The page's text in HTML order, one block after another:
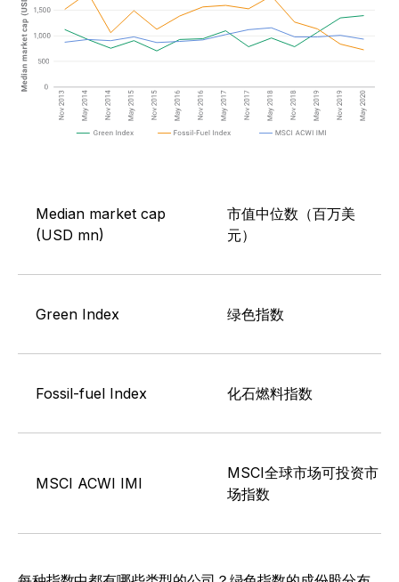
Median market cap
(USD mn)
市值中位数（百万美
元）
Green Index 绿色指数
Fossil-fuel Index 化石燃料指数
MSCI ACWI IMI
MSCI全球市场可投资市
场指数